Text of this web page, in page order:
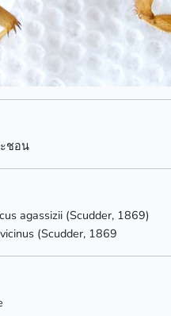
ชอน
agassizii (Scudder, 1869)
(Scudder, 1869